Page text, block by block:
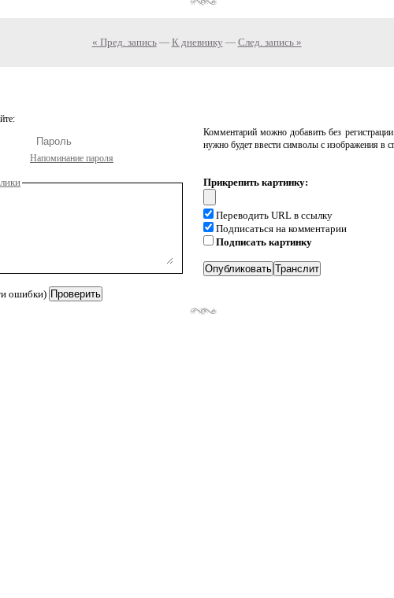
« Пред. запись— К дневнику — След. запись »
Напоминание пароля
Комментарий можно добавить без
нужно будет ввести символы с изображения в
ошибки)
Прикрепить картинку:
Переводить URL в ссылку
Подписаться на комментарии
Подписать картинку